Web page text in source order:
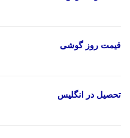
قیمت روز گوشی
تحصیل در انگلیس